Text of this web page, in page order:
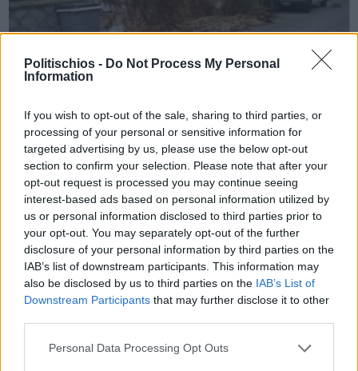
Politischios - Do Not Process My Personal
Information
If you wish to opt-out of the sale, sharing to third parties, or
processing of your personal or sensitive information for
targeted advertising by us, please use the below opt-out
section to confirm your selection. Please note that after your
opt-out request is processed you may continue seeing
interest-based ads based on personal information utilized by
us or personal information disclosed to third parties prior to
your opt-out. You may separately opt-out of the further
disclosure of your personal information by third parties on the
IAB’s list of downstream participants. This information may
also be disclosed by us to third parties on the IAB’s List of
Downstream Participants that may further disclose it to other
Personal Data Processing Opt Outs
Πριν 11 χρόνια
Υπομονή και κατανόηση
Διαφήμιση